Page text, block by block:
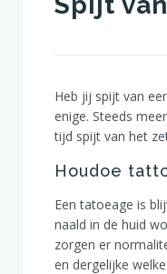
Heb jij spijt van
enige. Steeds
tijd spijt van het
Houdoe
Een tatoeage is
naald in de huid
zorgen er
en dergelijke